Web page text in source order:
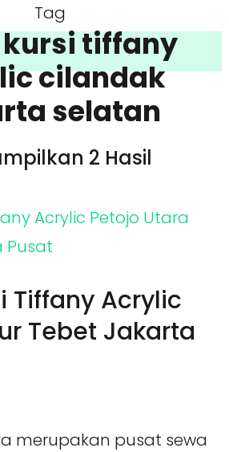
Tag
tiffany
cilandak
selatan
2 Hasil
Tiffany Acrylic
Tebet Jakarta
merupakan pusat sewa